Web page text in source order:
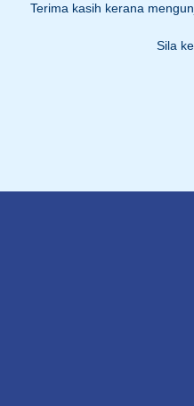
Terima kasih kerana
Sila